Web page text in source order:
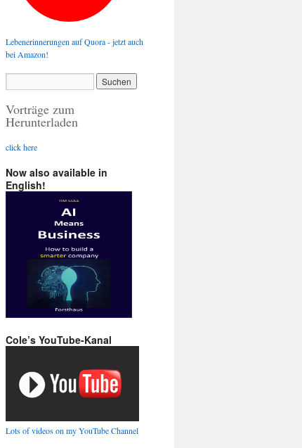
Lebenerinnerungen auf Quora - jetzt auch
bei Amazon!
Vorträge zum
Herunterladen
click here
Now also available in
English!
Cole’s YouTube-Kanal
Lots of videos on my YouTube Channel